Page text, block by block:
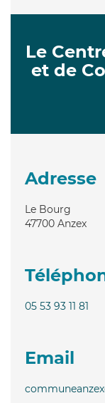
Le
et de
Adresse
Le Bourg
47700 Anzex
05 53 93 11 81
Email